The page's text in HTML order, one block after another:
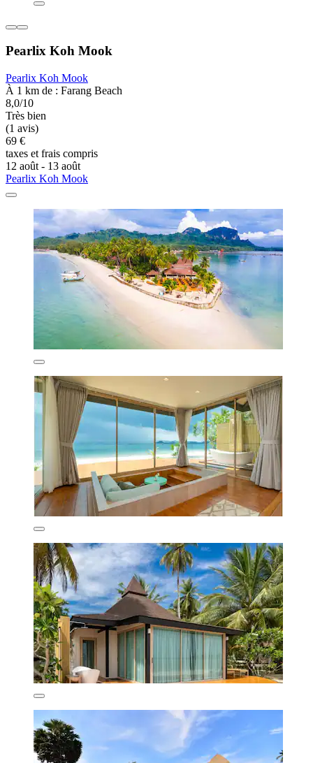
Pearlix Koh Mook
Pearlix Koh Mook
À 1 km de : Farang Beach
8,0/10
Très bien
(1 avis)
69 €
taxes et frais compris
12 août - 13 août
Pearlix Koh Mook